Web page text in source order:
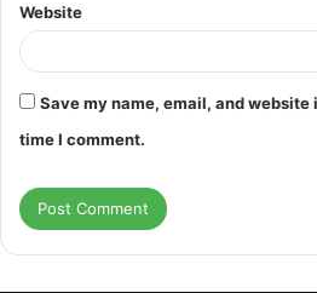
Website
Save my name, email, and
time I comment.